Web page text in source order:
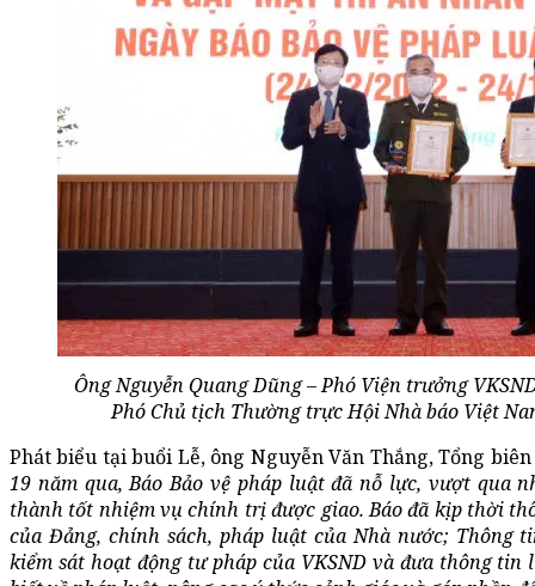
Ông Nguyễn Quang Dũng – Phó Viện trưởng
Phó Chủ tịch Thường trực Hội Nhà báo Việt
Phát biểu tại buổi Lễ, ông Nguyễn Văn Thắng, Tổng
19 năm qua, Báo Bảo vệ pháp luật đã nỗ lực, vượt qua
thành tốt nhiệm vụ chính trị được giao. Báo đã kịp thời
của Đảng, chính sách, pháp luật của Nhà nước; Thông
kiểm sát hoạt động tư pháp của VKSND và đưa thông